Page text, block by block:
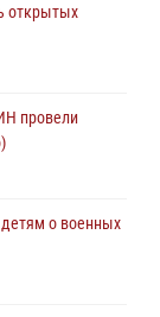
смыслов»
Золотов
на Ямале
открытых
провели
о военных